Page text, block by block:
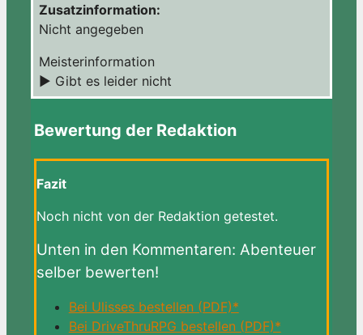
Zusatzinformation:
Nicht angegeben
Meisterinformation
► Gibt es leider nicht
Bewertung der Redaktion
Fazit
Noch nicht von der Redaktion getestet.
Unten in den Kommentaren: Abenteuer
selber bewerten!
Bei Ulisses bestellen (PDF)*
Bei DriveThruRPG bestellen (PDF)*